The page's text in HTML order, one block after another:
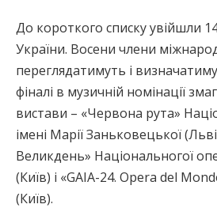
До короткого списку увійшли
України. Восени члени
переглядатимуть і
фіналі в музичній номінації
вистави – «Червона рута»
імені Марії Заньковецької
Великдень» Національногої
(Київ) і «GAIA-24. Opera del
(Київ).